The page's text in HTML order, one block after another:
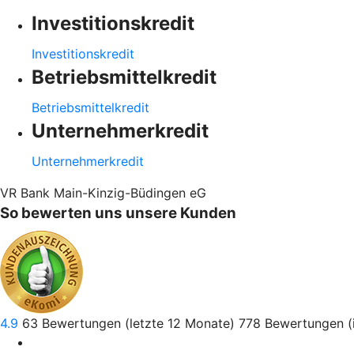
Investitionskredit
Investitionskredit
Betriebsmittelkredit
Betriebsmittelkredit
Unternehmerkredit
Unternehmerkredit
VR Bank Main-Kinzig-Büdingen eG
So bewerten uns unsere Kunden
4.9 63 Bewertungen (letzte 12 Monate) 778 Bewertungen